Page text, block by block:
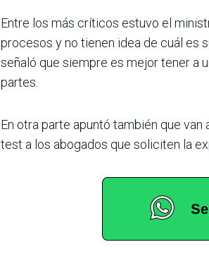
Entre los más críticos estuvo el
procesos y no tienen idea de cuál es
señaló que siempre es mejor tener a
partes.
En otra parte apuntó también que
test a los abogados que soliciten la